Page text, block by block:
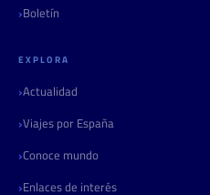
Boletín
EXPLORA
Actualidad
Viajes por España
Conoce mundo
Enlaces de interés